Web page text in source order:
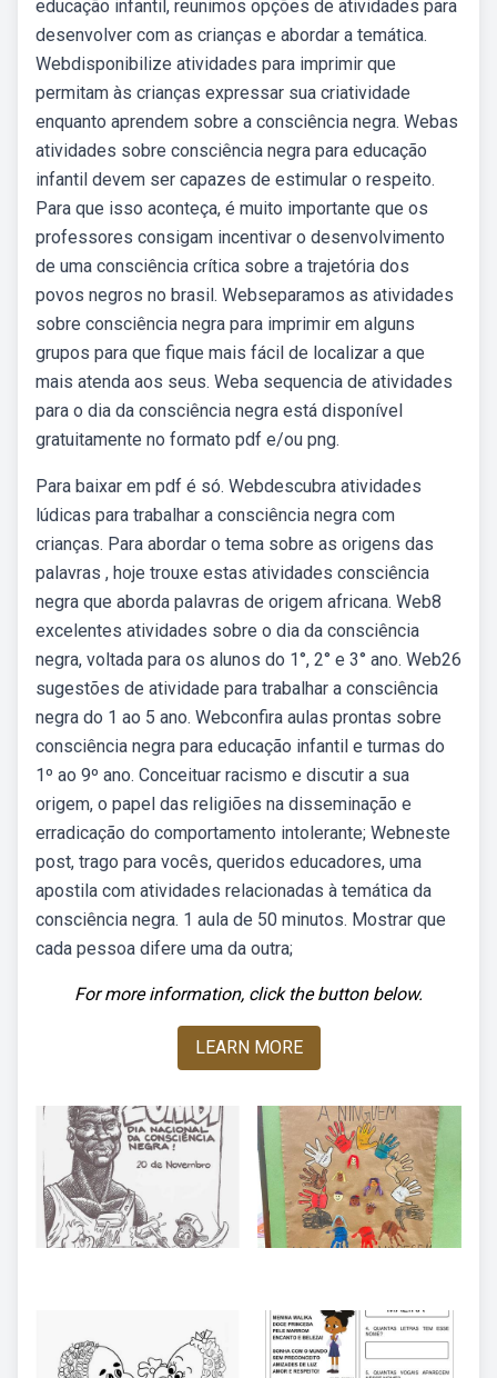
educação infantil, reunimos opções de atividades para
desenvolver com as crianças e abordar a temática.
Webdisponibilize atividades para imprimir que
permitam às crianças expressar sua criatividade
enquanto aprendem sobre a consciência negra. Webas
atividades sobre consciência negra para educação
infantil devem ser capazes de estimular o respeito.
Para que isso aconteça, é muito importante que os
professores consigam incentivar o desenvolvimento
de uma consciência crítica sobre a trajetória dos
povos negros no brasil. Webseparamos as atividades
sobre consciência negra para imprimir em alguns
grupos para que fique mais fácil de localizar a que
mais atenda aos seus. Weba sequencia de atividades
para o dia da consciência negra está disponível
gratuitamente no formato pdf e/ou png.
Para baixar em pdf é só. Webdescubra atividades
lúdicas para trabalhar a consciência negra com
crianças. Para abordar o tema sobre as origens das
palavras , hoje trouxe estas atividades consciência
negra que aborda palavras de origem africana. Web8
excelentes atividades sobre o dia da consciência
negra, voltada para os alunos do 1°, 2° e 3° ano. Web26
sugestões de atividade para trabalhar a consciência
negra do 1 ao 5 ano. Webconfira aulas prontas sobre
consciência negra para educação infantil e turmas do
1º ao 9º ano. Conceituar racismo e discutir a sua
origem, o papel das religiões na disseminação e
erradicação do comportamento intolerante; Webneste
post, trago para vocês, queridos educadores, uma
apostila com atividades relacionadas à temática da
consciência negra. 1 aula de 50 minutos. Mostrar que
cada pessoa difere uma da outra;
For more information, click the button below.
LEARN MORE